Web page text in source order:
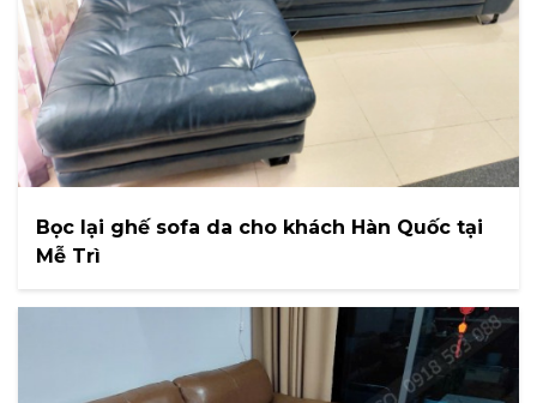
Bọc lại ghế sofa da cho khách Hàn Quốc tại
Mễ Trì